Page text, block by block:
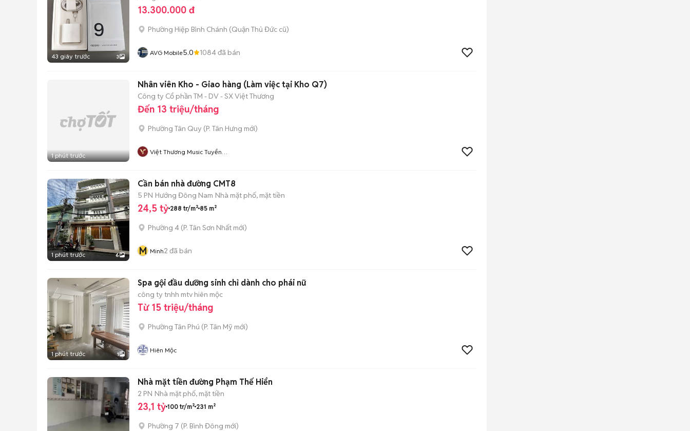
43 giây trước 3
13.300.000 đ
Phường Hiệp Bình Chánh (Quận Thủ Đức cũ)
AVG Mobile5.0 1084đã bán
1 phút trước
Nhân viên Kho - Giao hàng (Làm việc tại Kho Q7)
Công ty Cổ phần TM - DV - SX Việt Thương
Đến 13 triệu/tháng
Phường Tân Quy (P. Tân Hưng mới)
Việt Thương Music Tuyển
1 phút trước 6
Cần bán nhà đường CMT8
5 PN Hướng Đông Nam Nhà mặt phố, mặt tiền
24,5 tỷ 288 tr/m² 85 m²
Phường 4 (P. Tân Sơn Nhất mới)
M Minh2 đã bán
1 phút trước 1
Spa gội đầu dưỡng sinh chỉ dành cho phái nữ
công ty tnhh mtv hiên mộc
Từ 15 triệu/tháng
Phường Tân Phú (P. Tân Mỹ mới)
Hiên Mộc
Nhà mặt tiền đường Phạm Thế Hiển
2 PN Nhà mặt phố, mặt tiền
23,1 tỷ 100 tr/m² 231 m²
Phường 7 (P. Bình Đông mới)